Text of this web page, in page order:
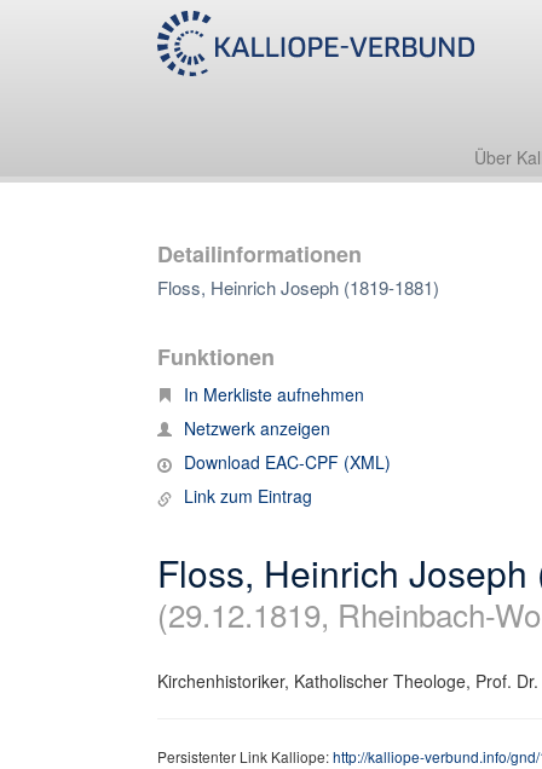
Über
Detailinformationen
Floss, Heinrich Joseph (1819-1881)
Funktionen
In Merkliste aufnehmen
Netzwerk anzeigen
Download EAC-CPF (XML)
Link zum Eintrag
Floss, Heinrich
(29.12.1819, Rheinbach-
Kirchenhistoriker, Katholischer Theologe, Prof. Dr.
Persistenter Link Kalliope:http://kalliope-verbund.info/